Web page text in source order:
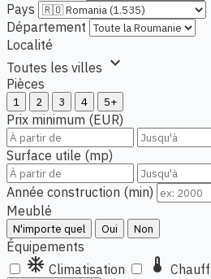
Pays
Département
Localité
Toutes les villes expand_more
Pièces
1 2 3 4 5+
Prix minimum (EUR)
Surface utile (mp)
Année construction (min)
Meublé
N'importe quel Oui Non
Équipements
ac_unit Climatisation thermostat